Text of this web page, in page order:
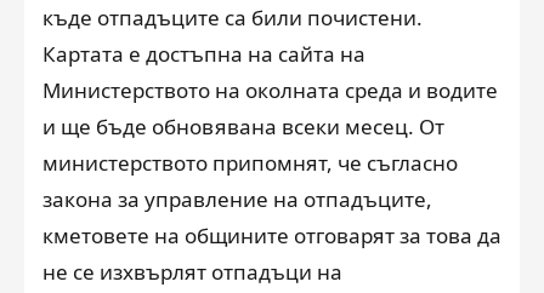
къде отпадъците са били почистени.
Картата е достъпна на сайта на
Министерството на околната среда и водите
и ще бъде обновявана всеки месец. От
министерството припомнят, че съгласно
закона за управление на отпадъците,
кметовете на общините отговарят за това да
не се изхвърлят отпадъци на